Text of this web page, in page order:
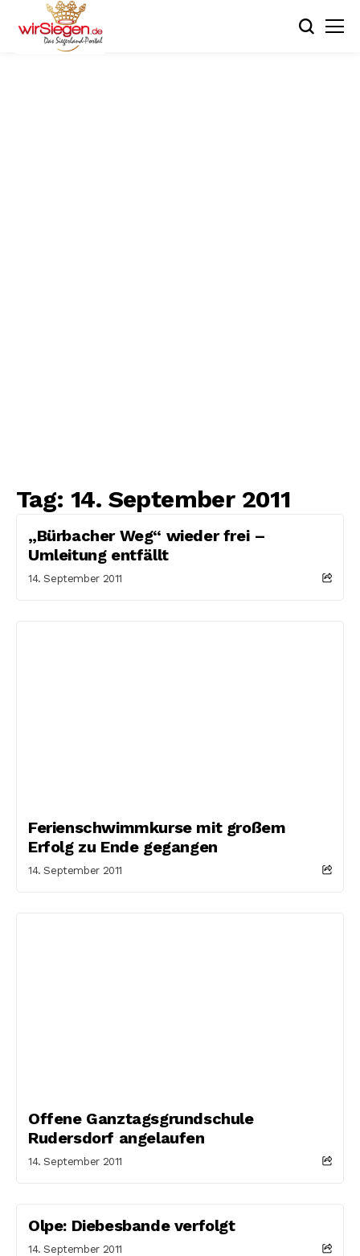
Tag: 14. September 2011
„Bürbacher Weg“ wieder frei –
Umleitung entfällt
14. September 2011
Ferienschwimmkurse mit großem
Erfolg zu Ende gegangen
14. September 2011
Offene Ganztagsgrundschule
Rudersdorf angelaufen
14. September 2011
Olpe: Diebesbande verfolgt
14. September 2011